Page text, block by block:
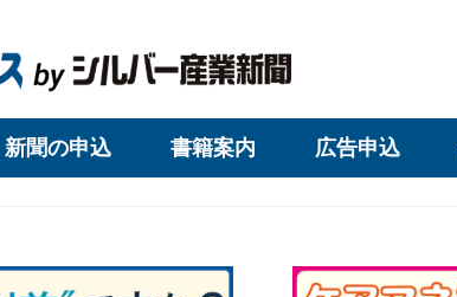
新聞の申込 書籍案内 広告申込